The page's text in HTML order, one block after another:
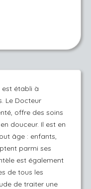
est établi à
Le Docteur
offre des soins
douceur. Il est en
âge : enfants,
parmi ses
est également
de tous les
de traiter une